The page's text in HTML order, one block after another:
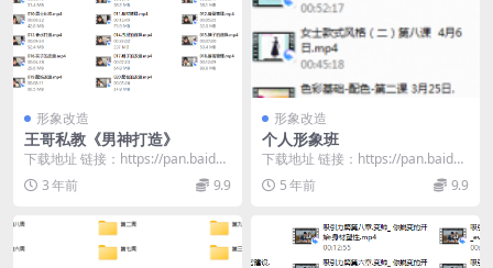
形象改造
王哥私教《男神打造》
下载地址 链接：https://pan.baidu.
com/s/1fQZGI71...
3 年前 9.9
形象改造
个人形象班
下载地址 链接：https://pan.baidu.
com/s/1R0YcPhL...
5 年前 9.9